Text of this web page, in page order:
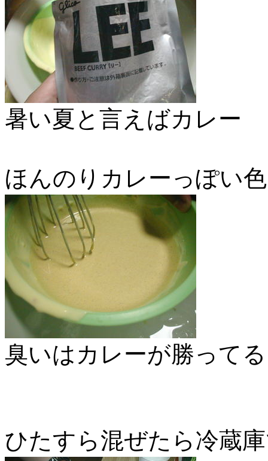
暑い夏と言えばカレー
ほんのりカレーっぽい
臭いはカレーが勝ってる
ひたすら混ぜたら冷蔵